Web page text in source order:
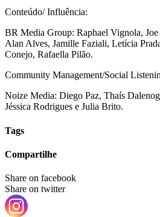
Conteúdo/ Influência:
BR Media Group: Raphael Vignola,
Alan Alves, Jamille Faziali, Letícia
Conejo, Rafaella Pilão.
Community Management/Social
Noize Media: Diego Paz, Thaís
Jéssica Rodrigues e Julia Brito.
Tags
Compartilhe
Share on facebook
Share on twitter